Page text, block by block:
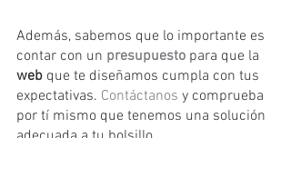
Además, sabemos que lo importante es
contar con un presupuesto para que la
web que te diseñamos cumpla con tus
expectativas. Contáctanos y comprueba
por tí mismo que tenemos una solución
adecuada a tu bolsillo.